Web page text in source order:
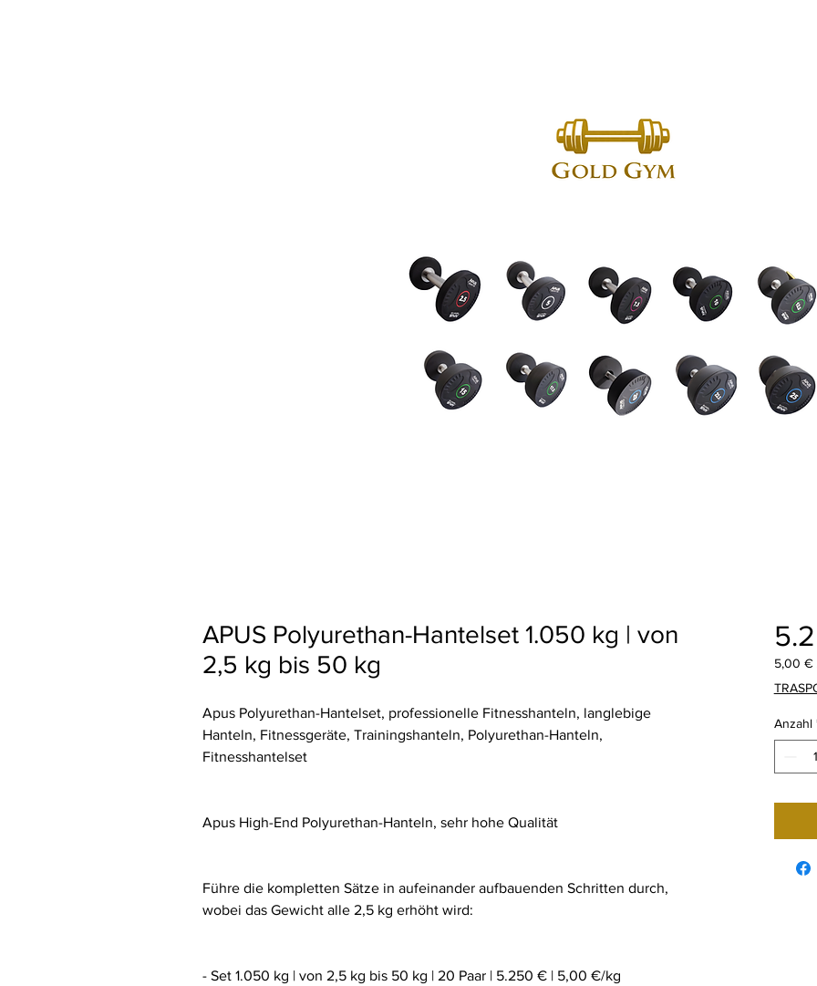
APUS Polyurethan-Hantelset 1.050 kg | von
2,5 kg bis 50 kg
Apus Polyurethan-Hantelset, professionelle Fitnesshanteln, langlebige
Hanteln, Fitnessgeräte, Trainingshanteln, Polyurethan-Hanteln,
Fitnesshantelset
Apus High-End Polyurethan-Hanteln, sehr hohe Qualität
Führe die kompletten Sätze in aufeinander aufbauenden Schritten durch,
wobei das Gewicht alle 2,5 kg erhöht wird:
- Set 1.050 kg | von 2,5 kg bis 50 kg | 20 Paar | 5.250 € | 5,00 €/kg
5,00 €
5,00 €
pro
Anzahl